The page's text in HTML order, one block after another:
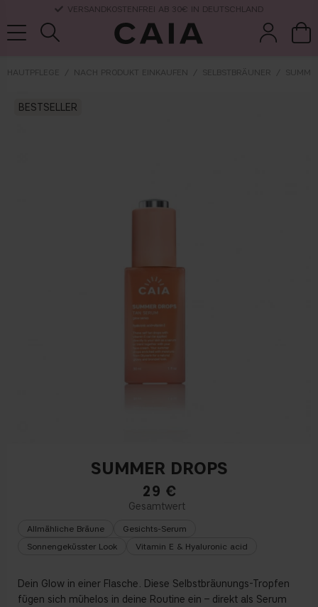
VERSANDKOSTENFREI AB 30€ IN DEUTSCHLAND
HAUTPFLEGE NACH PRODUKT EINKAUFEN SELBSTBRÄUNER
BESTSELLER
SUMMER DROPS
29 €
Allmähliche Bräune
Gesichts-Serum
Sonnengeküsster Look
Vitamin E & Hyaluronic acid
Dein Glow in einer Flasche. Diese Selbstbräunungs-Tropfen
fügen sich mühelos in deine Routine ein – direkt als Serum
parfüm